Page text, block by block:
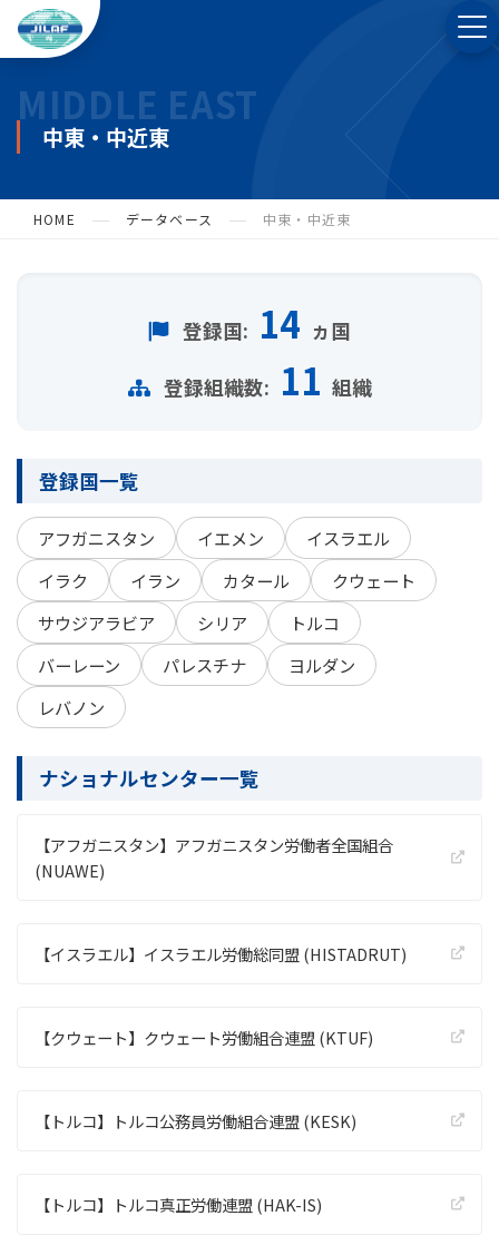
MIDDLE EAST
中東・中近東
HOME データベース 中東・中近東
登録国: 14 ヵ国
登録組織数: 11 組織
登録国一覧
アフガニスタン イエメン
イスラエル
イラク
イラン カタール
クウェート
サウジアラビア
シリア
トルコ
バーレーン
パレスチナ
ヨルダン
レバノン
ナショナルセンター一覧
【アフガニスタン】アフガニスタン労働者全国組合
(NUAWE)
【イスラエル】イスラエル労働総同盟 (HISTADRUT)
【クウェート】クウェート労働組合連盟 (KTUF)
【トルコ】トルコ公務員労働組合連盟 (KESK)
【トルコ】トルコ真正労働連盟 (HAK-IS)